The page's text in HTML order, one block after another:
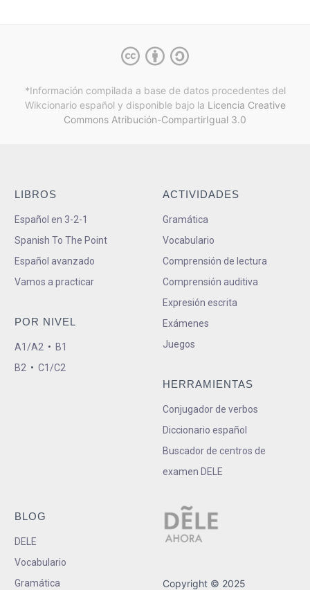
*Información compilada a base de datos procedentes del
Wikcionario español y disponible bajo la Licencia Creative
Commons Atribución-CompartirIgual 3.0
LIBROS
Español en 3-2-1
Spanish To The Point
Español avanzado
Vamos a practicar
POR NIVEL
A1/A2 • B1
B2 • C1/C2
ACTIVIDADES
Gramática
Vocabulario
Comprensión de lectura
Comprensión auditiva
Expresión escrita
Exámenes
Juegos
HERRAMIENTAS
Conjugador de verbos
Diccionario español
Buscador de centros de
examen DELE
BLOG
DELE
Vocabulario
Gramática
Copyright © 2025